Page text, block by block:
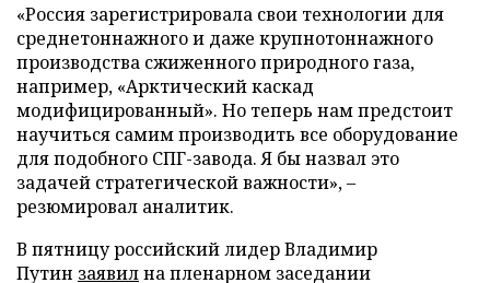
«Россия зарегистрировала свои технологии для
среднетоннажного и даже крупнотоннажного
производства сжиженного природного газа,
например, «Арктический каскад
модифицированный». Но теперь нам предстоит
научиться самим производить все оборудование
для подобного СПГ-завода. Я бы назвал это
задачей стратегической важности», –
резюмировал аналитик.
В пятницу российский лидер Владимир
Путин заявилна пленарном заседании